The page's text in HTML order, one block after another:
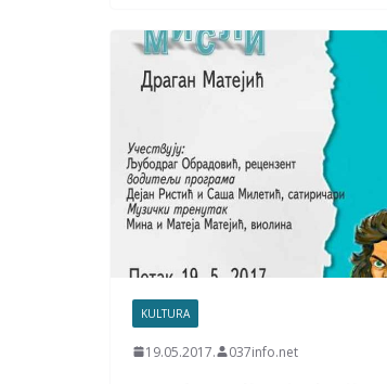
KULTURA
19.05.2017. 037info.net